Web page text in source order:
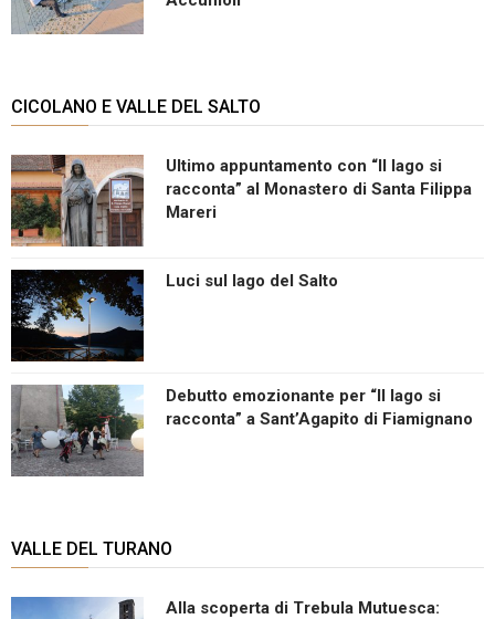
CICOLANO E VALLE DEL SALTO
Ultimo appuntamento con “Il lago si
racconta” al Monastero di Santa Filippa
Mareri
Luci sul lago del Salto
Debutto emozionante per “Il lago si
racconta” a Sant’Agapito di Fiamignano
VALLE DEL TURANO
Alla scoperta di Trebula Mutuesca: